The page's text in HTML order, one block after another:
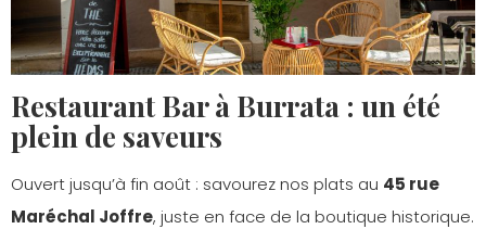
Restaurant Bar à Burrata : un été
plein de saveurs
Ouvert jusqu’à fin août : savourez nos plats au 45 rue
Maréchal Joffre, juste en face de la boutique historique.